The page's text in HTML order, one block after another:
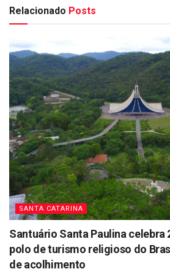
Relacionado Posts
SANTA CATARINA
Santuário Santa Paulina celebra
polo de turismo religioso do
de acolhimento